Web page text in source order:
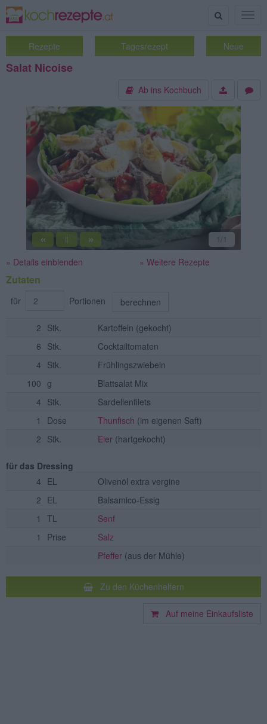
Suche
Rezepte Tagesrezept Neue
Salat Nicoise
Ab ins Kochbuch
« || » 1 /1
» Details einblenden » Weitere Rezepte
Zutaten
für Portionen berechnen
2 Stk. Kartoffeln (gekocht)
6 Stk.
Cocktailtomaten
4 Stk.
Frühlingszwiebeln
100 g
Blattsalat Mix
4 Stk.
Sardellenfilets
1
Dose Thunfisch (im eigenen Saft)
2 Stk. Eier (hartgekocht)
für das Dressing
4 EL
Olivenöl extra vergine
2 EL
Balsamico-Essig
1
TL
Senf
1
Prise
Salz
Pfeffer (aus der Mühle)
Zu den Küchenhelfern
Auf meine Einkaufsliste